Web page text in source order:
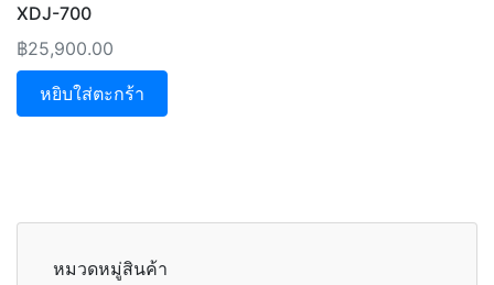
XDJ-700
฿25,900.00
หยิบใส่ตะกร้า
หมวดหมู่สินค้า